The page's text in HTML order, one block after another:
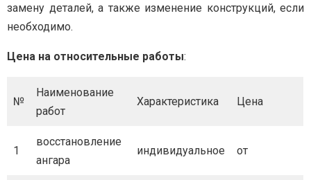
замену деталей, а также изменение конструкций, если
необходимо.
Цена на относительные работы:
№
Наименование
работ
Характеристика Цена
1
восстановление
ангара
индивидуальное от